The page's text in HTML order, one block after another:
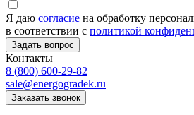
Я даю согласие на обработку
в соответствии с политикой
Контакты
8 (800) 600-29-82
sale@energogradek.ru